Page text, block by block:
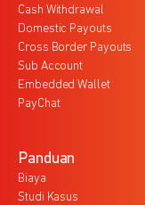
Cash Withdrawal
Domestic Payouts
Cross Border Payouts
Sub Account
Embedded Wallet
PayChat
Panduan
Biaya
Studi Kasus